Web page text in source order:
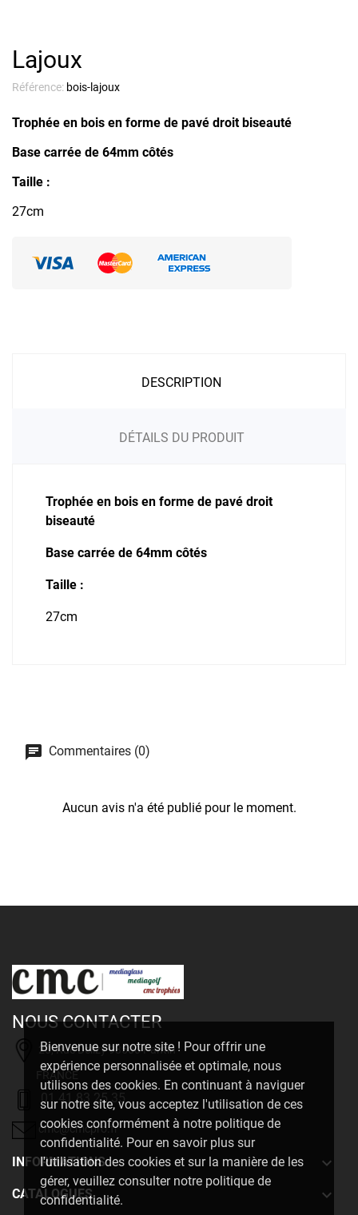
Bienvenue sur notre site ! Pour offrir une
expérience personnalisée et optimale, nous
utilisons des cookies. En continuant à naviguer
sur notre site, vous acceptez l'utilisation de ces
cookies conformément à notre politique de
confidentialité. Pour en savoir plus sur
l'utilisation des cookies et sur la manière de les
gérer, veuillez consulter notre politique de
confidentialité.
Lajoux
Référence: bois-lajoux
Trophée en bois en forme de pavé droit biseauté
Base carrée de 64mm côtés
Taille :
27cm
DESCRIPTION
DÉTAILS DU PRODUIT
Trophée en bois en forme de pavé droit
biseauté
Base carrée de 64mm côtés
Taille :
27cm
Commentaires (0)
Aucun avis n'a été publié pour le moment.
NOUS CONTACTER
20, Rue Delizy 93500 Pantin
FRANCE
01 41 83 25 35
cmc@cmcpro.fr
INFORMATIONS 
CATALOGUES 